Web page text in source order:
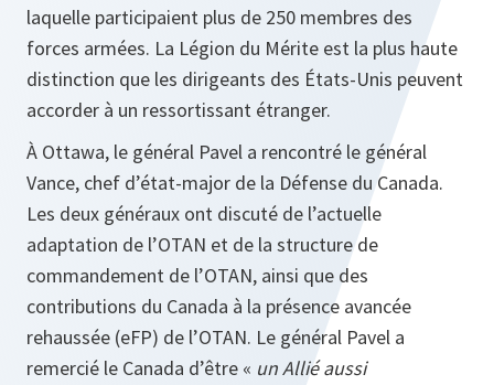
laquelle participaient plus de 250 membres des
forces armées. La Légion du Mérite est la plus haute
distinction que les dirigeants des États-Unis peuvent
accorder à un ressortissant étranger.
À Ottawa, le général Pavel a rencontré le général
Vance, chef d’état-major de la Défense du Canada.
Les deux généraux ont discuté de l’actuelle
adaptation de l’OTAN et de la structure de
commandement de l’OTAN, ainsi que des
contributions du Canada à la présence avancée
rehaussée (eFP) de l’OTAN. Le général Pavel a
remercié le Canada d’être « un Allié aussi